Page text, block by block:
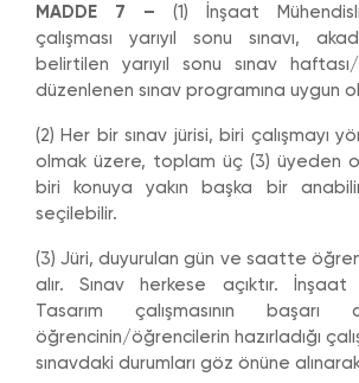
MADDE 7 – (1) İnşaat
çalışması yarıyıl sonu sınavı,
belirtilen yarıyıl sonu sınav
düzenlenen sınav programına uygun
(2) Her bir sınav jürisi, biri çalışmayı
olmak üzere, toplam üç (3) üyeden
biri konuya yakın başka bir
seçilebilir.
(3) Jüri, duyurulan gün ve saatte
alır. Sınav herkese açıktır. İnşaat
Tasarım çalışmasının başarı
öğrencinin/öğrencilerin hazırladığı
sınavdaki durumları göz önüne alınarak